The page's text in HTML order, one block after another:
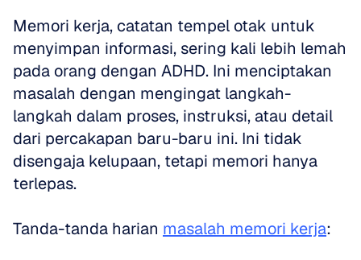
Memori kerja, catatan tempel otak untuk
menyimpan informasi, sering kali lebih lemah
pada orang dengan ADHD. Ini menciptakan
masalah dengan mengingat langkah-
langkah dalam proses, instruksi, atau detail
dari percakapan baru-baru ini. Ini tidak
disengaja kelupaan, tetapi memori hanya
terlepas.
Tanda-tanda harian masalah memori kerja: